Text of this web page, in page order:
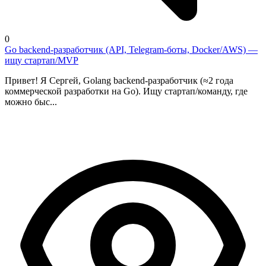
0
Go backend-разработчик (API, Telegram-боты, Docker/AWS) —
ищу стартап/MVP
Привет! Я Сергей, Golang backend-разработчик (≈2 года
коммерческой разработки на Go). Ищу стартап/команду, где
можно быс...